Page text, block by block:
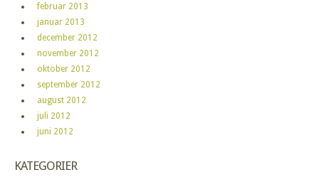
februar 2013
januar 2013
december 2012
november 2012
oktober 2012
september 2012
august 2012
juli 2012
juni 2012
KATEGORIER